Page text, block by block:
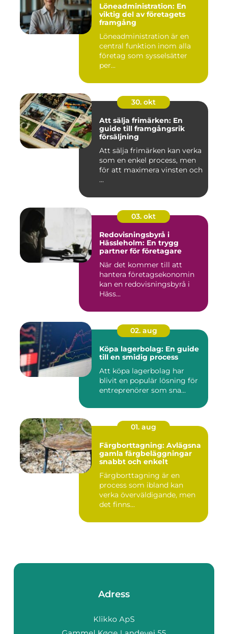
Löneadministration: En
viktig del av företagets
framgång
Löneadministration är en
central funktion inom alla
företag som sysselsätter
per...
30. okt
Att sälja frimärken: En
guide till framgångsrik
försäljning
Att sälja frimärken kan verka
som en enkel process, men
för att maximera vinsten och
...
03. okt
Redovisningsbyrå i
Hässleholm: En trygg
partner för företagare
När det kommer till att
hantera företagsekonomin
kan en redovisningsbyrå i
Häss...
02. aug
Köpa lagerbolag: En guide
till en smidig process
Att köpa lagerbolag har
blivit en populär lösning för
entreprenörer som sna...
01. aug
Färgborttagning: Avlägsna
gamla färgbeläggningar
snabbt och enkelt
Färgborttagning är en
process som ibland kan
verka överväldigande, men
det finns...
Adress